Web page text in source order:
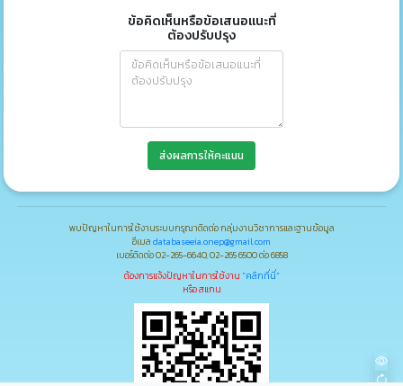
ข้อคิดเห็นหรือข้อเสนอแนะที่
ต้องปรับปรุง
ส่งผลการให้คะแนน
พบปัญหาในการใช้งานระบบกรุณาติดต่อ กลุ่มงานวิชาการและฐานข้อมูล
อีเมล databaseeia.onep@gmail.com
เบอร์ติดต่อ 02-265-6640, 02-265 6500 ต่อ 6858
ต้องการแจ้งปัญหาในการใช้งาน "คลิกที่นี่"
หรือ สแกน